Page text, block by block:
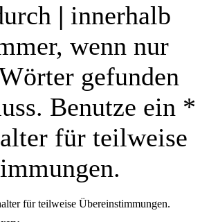
| innerhalb
wenn nur
gefunden
Benutze ein *
für teilweise
für teilweise Übereinstimmungen.